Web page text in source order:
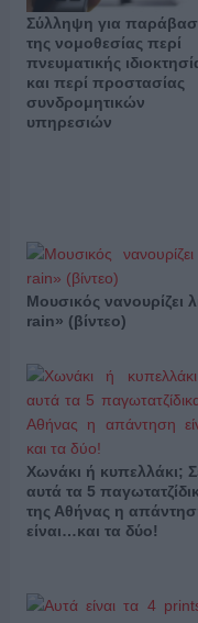
Σύλληψη για
της νομοθεσίας περί
πνευματικής
και περί προστασίας
συνδρομητικών
υπηρεσιών
Μουσικός νανουρίζει
rain» (βίντεο)
Χωνάκι ή κυπελλάκι;
αυτά τα 5
της Αθήνας η
είναι…και τα δύο!